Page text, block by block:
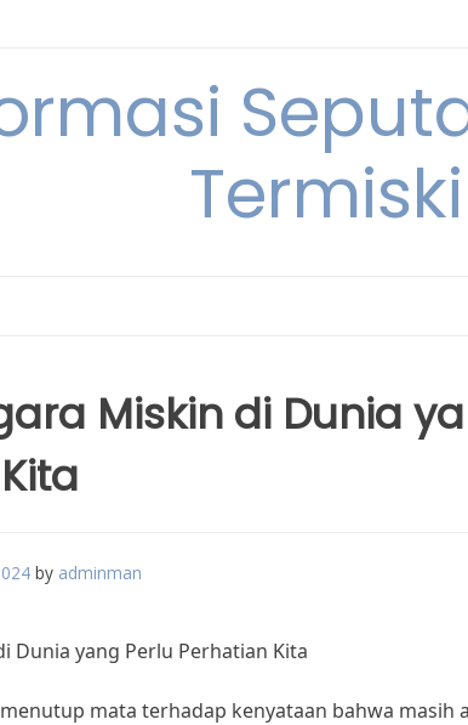
Miskin di Dunia
by adminman
Dunia yang Perlu Perhatian Kita
mata terhadap kenyataan bahwa masih